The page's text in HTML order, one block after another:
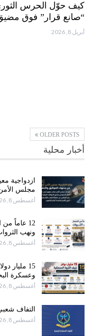
كيف حوّل الحرس
“صانع قرار” فوق
أبريل 8, 2026
OLDER POSTS
أخبار محلية
ازدواجية
مجلس
أغسطس 8, 2026
12 عاماً
ونهب
أغسطس 8, 2026
15 مليار
وعسكرة
أغسطس 8, 2026
التفاف
أغسطس 8, 2026